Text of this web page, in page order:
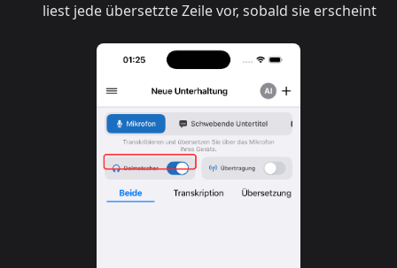
liest jede übersetzte Zeile vor, sobald sie erscheint